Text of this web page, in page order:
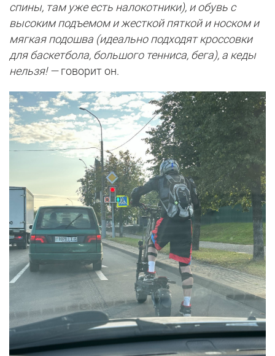
спины, там уже есть налокотники), и обувь с
высоким подъемом и жесткой пяткой и носком и
мягкая подошва (идеально подходят кроссовки
для баскетбола, большого тенниса, бега), а кеды
нельзя! —говорит он.